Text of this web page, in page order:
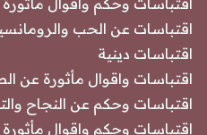
اقتباسات وحكم واقوال مأثورة
اقتباسات عن الحب
اقتباسات دينية
اقتباسات واقوال مأثورة عن
اقتباسات وحكم عن النجاح
اقتباسات وحكم واقوال